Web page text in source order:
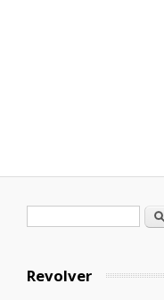
Formulario de
Revolver